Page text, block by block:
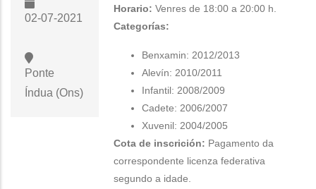
02-07-2021
Ponte
Índua (Ons)
Horario:Venres de 18:00 a 20:00 h.
Categorías:
Benxamin: 2012/2013
Alevín: 2010/2011
Infantil: 2008/2009
Cadete: 2006/2007
Xuvenil: 2004/2005
Cota de inscrición: Pagamento da
correspondente licenza federativa
segundo a idade.